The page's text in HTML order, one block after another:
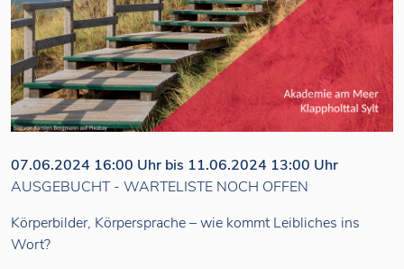
07.06.2024 16:00 Uhr bis 11.06.2024 13:00 Uhr
AUSGEBUCHT - WARTELISTE NOCH OFFEN
Körperbilder, Körpersprache – wie kommt Leibliches ins
Wort?